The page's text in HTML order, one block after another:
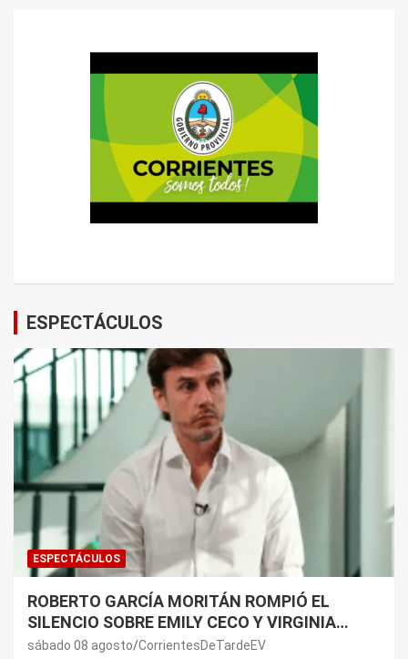
ESPECTÁCULOS
ESPECTÁCULOS
ROBERTO GARCÍA MORITÁN ROMPIÓ EL
SILENCIO SOBRE EMILY CECO Y VIRGINIA
GALLARDO: “DEDÍQUENSE A SUS VIDAS”
sábado 08 agosto CorrientesDeTardeEV